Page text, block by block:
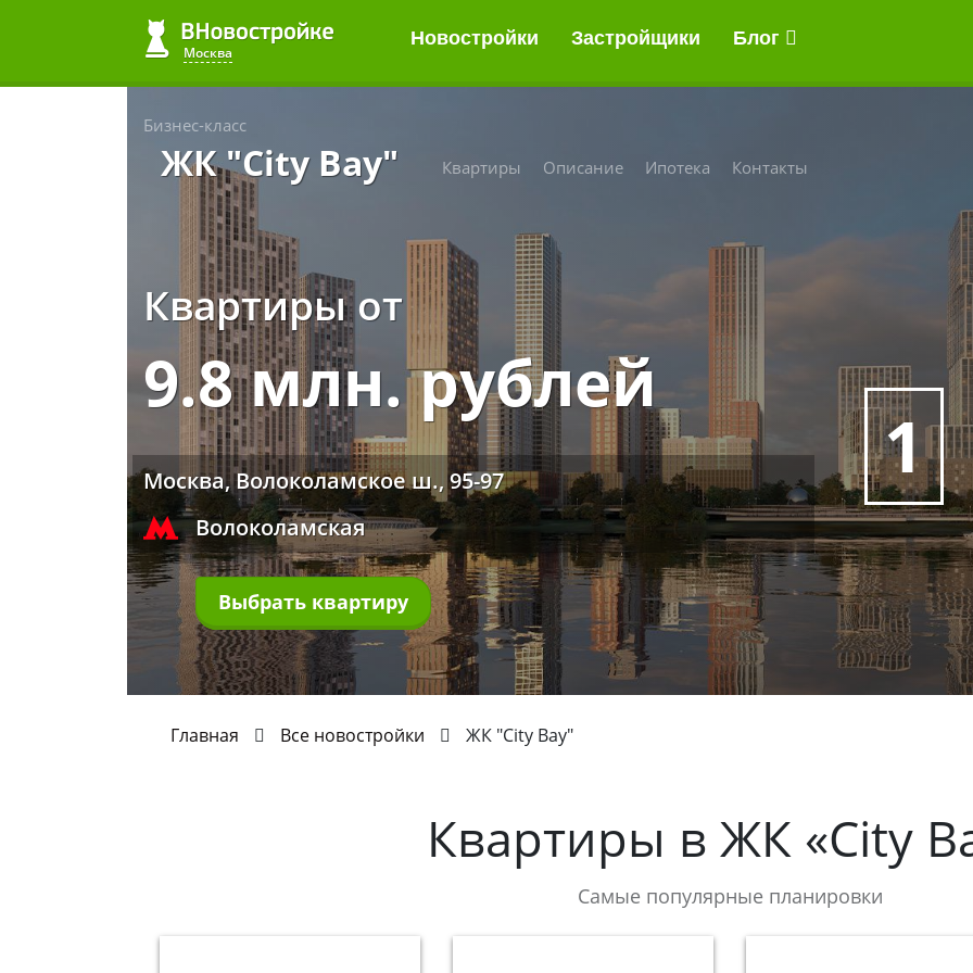
Москва
Новостройки Застройщики Блог
Бизнес-класс
ЖК "City Bay" Квартиры Описание Ипотека Контакты
Квартиры от
9.8 млн. рублей
Москва, Волоколамское ш., 95-97
Волоколамская
Выбрать квартиру
1
Главная Все новостройки ЖК "City Bay"
Квартиры в ЖК «City
Самые популярные планировки